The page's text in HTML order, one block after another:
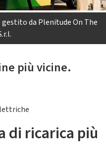
da Plenitude On The
più vicine.
di ricarica più